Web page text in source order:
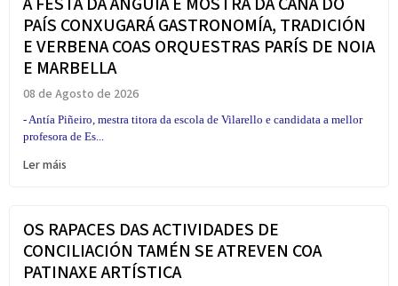
PAÍS CONXUGARÁ GASTRONOMÍA, TRADICIÓN
E VERBENA COAS ORQUESTRAS PARÍS DE NOIA
E MARBELLA
08 de Agosto de 2026
- Antía Piñeiro, mestra titora da escola de Vilarello e candidata a mellor
profesora de Es...
Ler máis
OS RAPACES DAS ACTIVIDADES DE
CONCILIACIÓN TAMÉN SE ATREVEN COA
PATINAXE ARTÍSTICA